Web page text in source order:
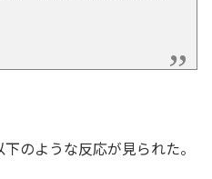
のような反応が見られた。